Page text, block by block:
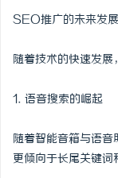
SEO推广的未来发展
随着技术的快速发
1. 语音搜索的崛起
随着智能音箱与语
更倾向于长尾关键